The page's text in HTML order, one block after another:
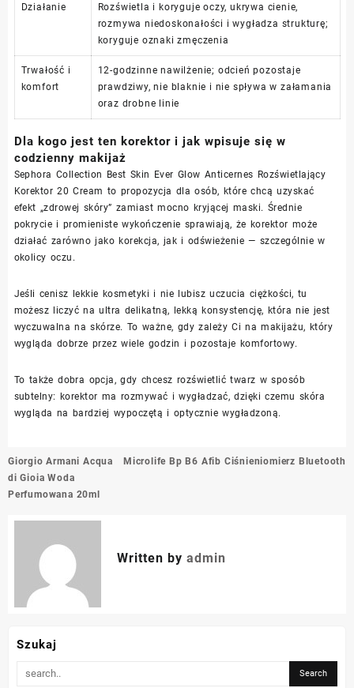
Działanie
Rozświetla i koryguje oczy, ukrywa cienie,
rozmywa niedoskonałości i wygładza strukturę;
koryguje oznaki zmęczenia
Trwałość i
komfort
12-godzinne nawilżenie; odcień pozostaje
prawdziwy, nie blaknie i nie spływa w załamania
oraz drobne linie
Dla kogo jest ten korektor i jak wpisuje się w
codzienny makijaż
Sephora Collection Best Skin Ever Glow Anticernes Rozświetlający
Korektor 20 Cream to propozycja dla osób, które chcą uzyskać
efekt „zdrowej skóry” zamiast mocno kryjącej maski. Średnie
pokrycie i promieniste wykończenie sprawiają, że korektor może
działać zarówno jako korekcja, jak i odświeżenie — szczególnie w
okolicy oczu.
Jeśli cenisz lekkie kosmetyki i nie lubisz uczucia ciężkości, tu
możesz liczyć na ultra delikatną, lekką konsystencję, która nie jest
wyczuwalna na skórze. To ważne, gdy zależy Ci na makijażu, który
wygląda dobrze przez wiele godzin i pozostaje komfortowy.
To także dobra opcja, gdy chcesz rozświetlić twarz w sposób
subtelny: korektor ma rozmywać i wygładzać, dzięki czemu skóra
wygląda na bardziej wypoczętą i optycznie wygładzoną.
Nawigacja
wpisu
Giorgio Armani Acqua
di Gioia Woda
Perfumowana 20ml
Microlife Bp B6 Afib Ciśnieniomierz Bluetooth
Written by admin
Szukaj